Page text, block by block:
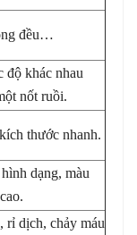
đều…
độ khác nhau
nốt ruồi.
thước nhanh.
dạng, màu
rỉ dịch, chảy máu